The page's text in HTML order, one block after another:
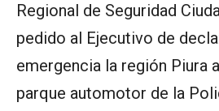
Regional de Seguridad
pedido al Ejecutivo de
emergencia la región Piura
parque automotor de la